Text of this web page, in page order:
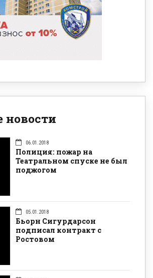
новости
06.01.2018
Полиция: пожар на
Театральном спуске не был
поджогом
05.01.2018
Бьорн Сигурдарсон
подписал контракт с
Ростовом